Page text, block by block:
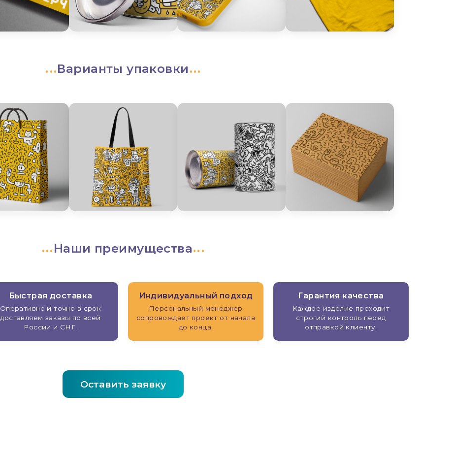
Варианты упаковки
Наши преимущества
Быстрая доставка
Оперативно и точно в срок
доставляем заказы по всей
России и СНГ.
Индивидуальный подход
Персональный менеджер
сопровождает проект от начала
до конца.
Гарантия качества
Каждое изделие проходит
строгий контроль перед
отправкой клиенту.
Оставить заявку